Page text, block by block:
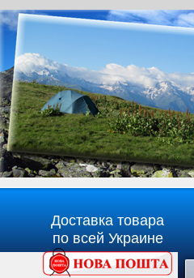
Доставка товара
по всей Украине